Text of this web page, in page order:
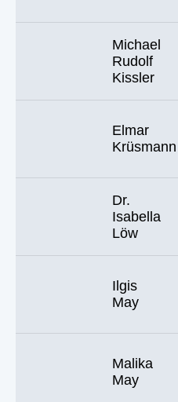
Michael
Rudolf
Kissler
Elmar
Krüsmann
Dr.
Isabella
Löw
Ilgis
May
Malika
May